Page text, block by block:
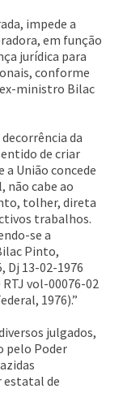
impede a
em função
jurídica para
conforme
ministro Bilac
da
de criar
a União concede
não cabe ao
tolher, direta
trabalhos.
se a
Pinto,
Dj 13-02-1976
vol-00076-02
1976).”
julgados,
pelo Poder
estatal de